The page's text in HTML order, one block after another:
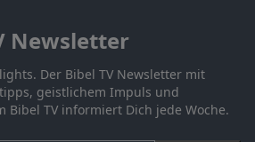
Newsletter
Der Bibel TV Newsletter mit
geistlichem Impuls und
Bibel TV informiert Dich jede Woche.